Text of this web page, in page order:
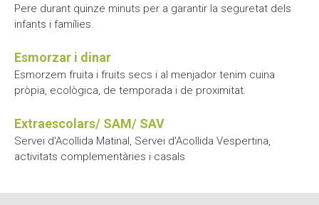
Pere durant quinze minuts per a garantir la seguretat dels
infants i famílies.
Esmorzar i dinar
Esmorzem fruita i fruits secs i al menjador tenim cuina
pròpia, ecològica, de temporada i de proximitat.
Extraescolars/ SAM/ SAV
Servei d'Acollida Matinal, Servei d'Acollida Vespertina,
activitats complementàries i casals